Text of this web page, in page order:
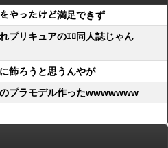
やったけど満足できず
プリキュアのｴﾛ同人誌じゃん
飾ろうと思うんやが
プラモデル作ったwwwwwww